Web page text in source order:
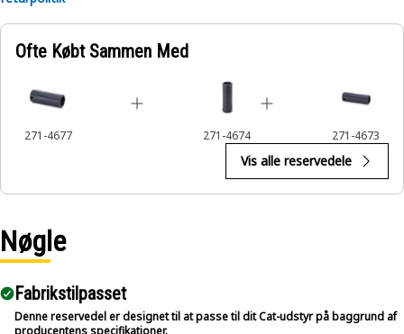
An Impact Socket is utilized in the assembly areas of the
equipment, for servicing where high torque and accurate fit
are required for disassembly and reassembly.
Ofte Købt Sammen Med
271-4677 271-4674 271-4673
Vis alle reservedele
Nøgle
Fabrikstilpasset
Denne reservedel er designet til at passe til dit Cat-udstyr på baggrund af
producentens specifikationer.